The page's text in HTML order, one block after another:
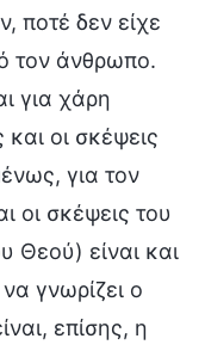
ποτέ δεν είχε
τον άνθρωπο.
για χάρη
οι σκέψεις
για τον
οι σκέψεις του
Θεού) είναι και
γνωρίζει ο
επίσης, η